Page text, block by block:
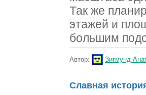
Так же
этажей и
большим
Автор: Зигмунд
Славная